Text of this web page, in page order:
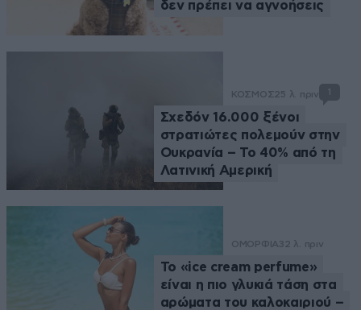
δεν πρέπει να αγνοήσεις
ΚΟΣΜΟΣ25 λ. πριν
Σχεδόν 16.000 ξένοι
στρατιώτες πολεμούν στην
Ουκρανία – Το 40% από τη
Λατινική Αμερική
ΟΜΟΡΦΙΑ32 λ. πριν
Το «ice cream perfume»
είναι η πιο γλυκιά τάση στα
αρώματα του καλοκαιριού –